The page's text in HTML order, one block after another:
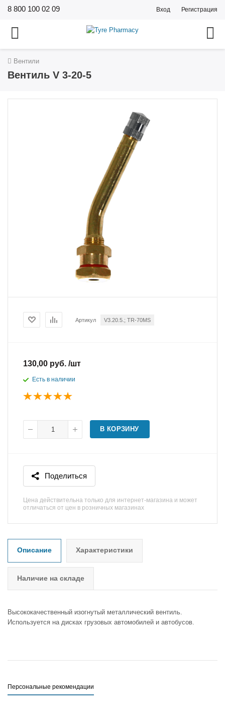
8 800 100 02 09 Вход Регистрация
Вентили
Вентиль V 3-20-5
Артикул V3.20.5.; TR-70MS
130,00 руб. /шт
Есть в наличии
В КОРЗИНУ
Поделиться
Цена действительна только для интернет-магазина и может
отличаться от цен в розничных магазинах
Описание Характеристики
Наличие на складе
Высококачественный изогнутый металлический вентиль.
Используется на дисках грузовых автомобилей и автобусов.
Персональные рекомендации